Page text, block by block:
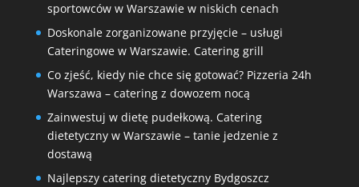
sportowców w Warszawie w niskich cenach
Doskonale zorganizowane przyjęcie – usługi
Cateringowe w Warszawie. Catering grill
Co zjeść, kiedy nie chce się gotować? Pizzeria 24h
Warszawa – catering z dowozem nocą
Zainwestuj w dietę pudełkową. Catering
dietetyczny w Warszawie – tanie jedzenie z
dostawą
Najlepszy catering dietetyczny Bydgoszcz